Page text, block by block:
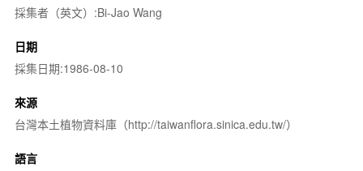
採集者（英文）:Bi-Jao Wang
日期
採集日期:1986-08-10
來源
台灣本土植物資料庫（http://taiwanflora.sinica.edu.tw/）
語言